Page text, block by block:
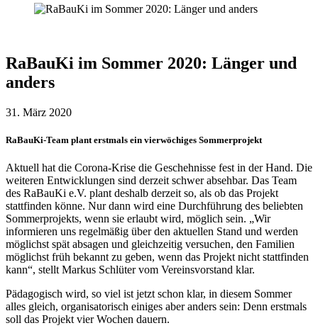
RaBauKi im Sommer 2020: Länger und
anders
31. März 2020
RaBauKi-Team plant erstmals ein vierwöchiges Sommerprojekt
Aktuell hat die Corona-Krise die Geschehnisse fest in der Hand. Die
weiteren Entwicklungen sind derzeit schwer absehbar. Das Team
des RaBauKi e.V. plant deshalb derzeit so, als ob das Projekt
stattfinden könne. Nur dann wird eine Durchführung des beliebten
Sommerprojekts, wenn sie erlaubt wird, möglich sein. „Wir
informieren uns regelmäßig über den aktuellen Stand und werden
möglichst spät absagen und gleichzeitig versuchen, den Familien
möglichst früh bekannt zu geben, wenn das Projekt nicht stattfinden
kann“, stellt Markus Schlüter vom Vereinsvorstand klar.
Pädagogisch wird, so viel ist jetzt schon klar, in diesem Sommer
alles gleich, organisatorisch einiges aber anders sein: Denn erstmals
soll das Projekt vier Wochen dauern.